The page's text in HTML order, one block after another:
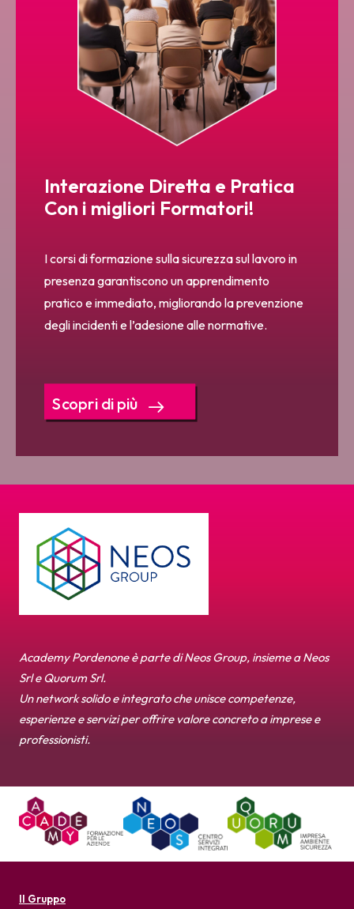
Interazione Diretta e Pratica
Con i migliori Formatori!
I corsi di formazione sulla sicurezza sul lavoro in
presenza garantiscono un apprendimento
pratico e immediato, migliorando la prevenzione
degli incidenti e l’adesione alle normative.
Scopri di più
Academy Pordenone è parte di Neos Group, insieme a Neos
Srl e Quorum Srl.
Un network solido e integrato che unisce competenze,
esperienze e servizi per offrire valore concreto a imprese e
professionisti.
Il Gruppo